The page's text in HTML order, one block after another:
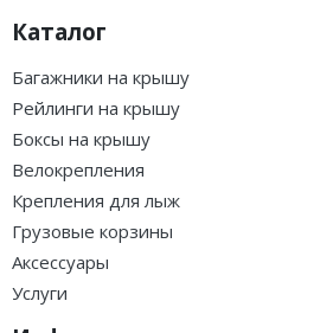
Каталог
Багажники на крышу
Рейлинги на крышу
Боксы на крышу
Велокрепления
Крепления для лыж
Грузовые корзины
Аксессуары
Услуги